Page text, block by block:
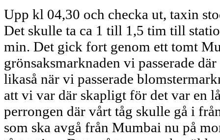
Upp kl 04,30 och checka ut, taxin
Det skulle ta ca 1 till 1,5 tim till
min. Det gick fort genom ett tomt
grönsaksmarknaden vi passerade
likaså när vi passerade
att vi var där skapligt för det var en
perrongen där vårt tåg skulle gå i
som ska avgå från Mumbai nu på